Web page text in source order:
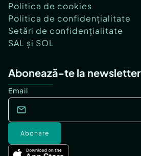
Politica de cookies
Politica de confidențialitate
Setări de confidențialitate
SAL și SOL
Abonează-te la newsletter
Email
Abonare